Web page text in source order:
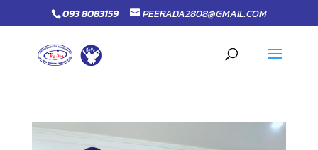
093 8083159 PEERADA2808@GMAIL.COM